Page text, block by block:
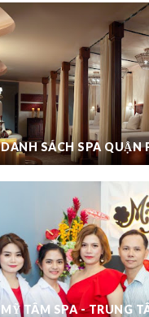
DANH SÁCH SPA QUẬN
MỸ TÂM SPA - TRUNG